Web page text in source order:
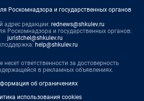
Роскомнадзора и государственных органов
адрес редакции: rednews@shkulev.ru
Роскомнадзора и государственных органов:
juristchel@shkulev.ru
help@shkulev.ru
несет ответственности за достоверность
в рекламных объявлениях.
об ограничениях
использования cookies